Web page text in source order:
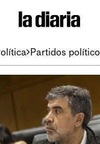
Partidos